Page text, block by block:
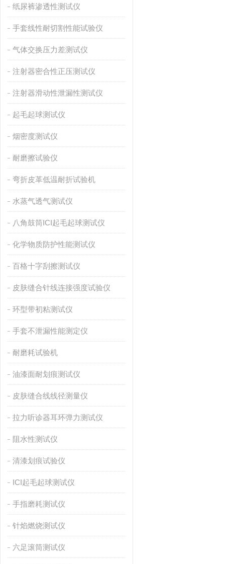
纸尿裤渗透性测试仪
手套线性耐切割性能试验仪
气体交换压力差测试仪
注射器密合性正压测试仪
注射器滑动性泄漏性测试仪
起毛起球测试仪
烟密度测试仪
耐磨擦试验仪
弯折皮革低温耐折试验机
水蒸气透气测试仪
八角鼓筒ICI起毛起球测试仪
化学物质防护性能测试仪
百格十字刮擦测试仪
皮肤缝合针线连接强度试验仪
环型带初粘测试仪
手套不泄漏性能测定仪
耐磨耗试验机
油漆面耐划痕测试仪
皮肤缝合线线径测量仪
拉力听诊器耳环弹力测试仪
阻水性测试仪
清漆划痕试验仪
ICI起毛起球测试仪
手指磨耗测试仪
针焰燃烧测试仪
六足滚筒测试仪